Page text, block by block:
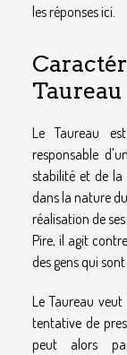
les réponses ici.
Le Taureau
responsable
stabilité et de la
dans la nature
réalisation de
Pire, il agit
des gens qui
Le Taureau
tentative de
peut alors